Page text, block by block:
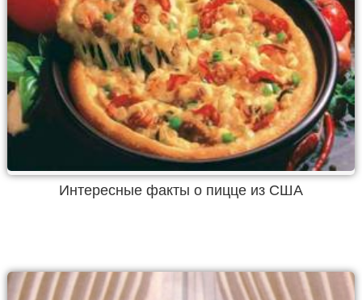
Интересные факты о пицце из США